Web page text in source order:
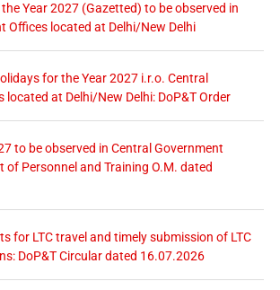
Year 2027 (Gazetted) to be observed in
Offices located at Delhi/New Delhi
for the Year 2027 i.r.o. Central
located at Delhi/New Delhi: DoP&T Order
to be observed in Central Government
of Personnel and Training O.M. dated
for LTC travel and timely submission of LTC
DoP&T Circular dated 16.07.2026